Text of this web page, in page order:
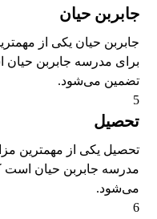
جابربن حیان
جابربن حیان یکی از
برای مدرسه جابربن
تضمین می‌شود.
5
تحصیل
تحصیل یکی از مهمترین
مدرسه جابربن حیان
می‌شود.
6